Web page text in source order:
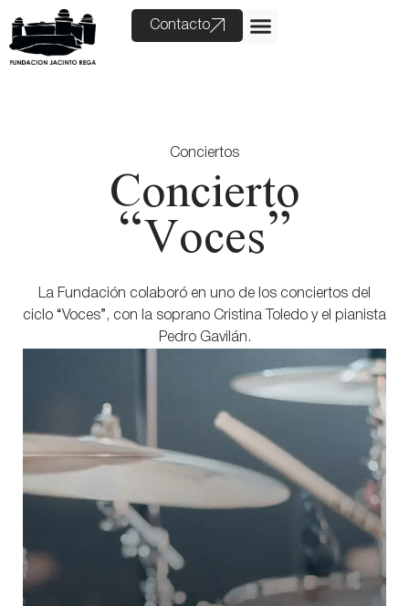
Contacto
Conciertos
Concierto
“Voces”
La Fundación colaboró en uno de los conciertos del
ciclo “Voces”, con la soprano Cristina Toledo y el pianista
Pedro Gavilán.